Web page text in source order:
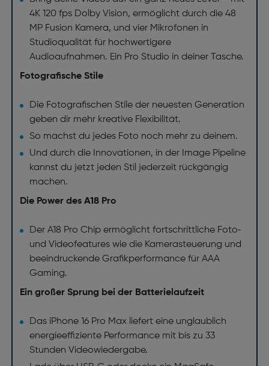
4K 120 fps Dolby Vision, ermöglicht durch die 48
MP Fusion Kamera, und vier Mikrofonen in
Studioqualität für hochwertigere
Audioaufnahmen. Ein Pro Studio in deiner Tasche.
Fotografische Stile
Die Fotografischen Stile der neuesten Generation
geben dir mehr kreative Flexibilität.
So machst du jedes Foto noch mehr zu deinem.
Und durch die Innovationen, in der Image Pipeline
kannst du jetzt jeden Stil jederzeit rückgängig
machen.
Die Power des A18 Pro
Der A18 Pro Chip ermöglicht fortschrittliche Foto‑
und Videofeatures wie die Kamerasteuerung und
beeindruckende Grafikperformance für AAA
Gaming.
Ein großer Sprung bei der Batterielaufzeit
Das iPhone 16 Pro Max liefert eine unglaublich
energieeffiziente Performance mit bis zu 33
Stunden Videowiedergabe.